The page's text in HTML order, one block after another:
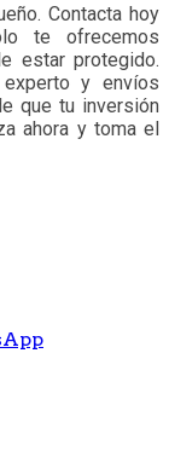
Contacta hoy
te ofrecemos
estar protegido.
y envíos
que tu inversión
ahora y toma el